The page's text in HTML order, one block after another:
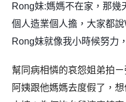
Rong妹:媽媽不在家，那幾
個人造業個人擔，大家都
Rong妹就像我小時候努力
幫同病相憐的哀怨姐弟拍
阿姨跟他媽媽去度假了，